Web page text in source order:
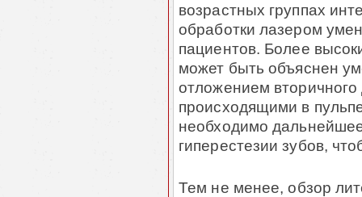
возрастных группах
обработки лазером
пациентов. Более
может быть объяснен
отложением
происходящими в
необходимо
гиперестезии зубов,
Тем не менее, обзор